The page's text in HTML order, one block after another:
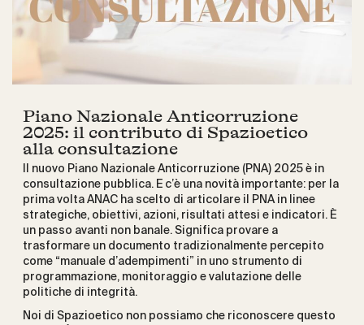
Piano Nazionale Anticorruzione
2025: il contributo di Spazioetico
alla consultazione
Il nuovo Piano Nazionale Anticorruzione (PNA) 2025 è in
consultazione pubblica. E c’è una novità importante: per la
prima volta ANAC ha scelto di articolare il PNA in linee
strategiche, obiettivi, azioni, risultati attesi e indicatori. È
un passo avanti non banale. Significa provare a
trasformare un documento tradizionalmente percepito
come “manuale d’adempimenti” in uno strumento di
programmazione, monitoraggio e valutazione delle
politiche di integrità.
Noi di Spazioetico non possiamo che riconoscere questo